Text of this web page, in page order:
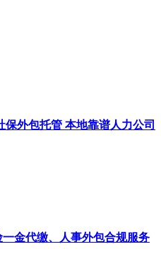
外包托管 本地靠谱人力公司
金代缴、人事外包合规服务